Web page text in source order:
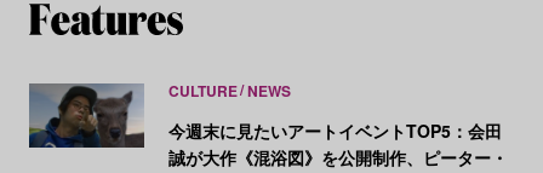
CULTURE NEWS
今週末に見たいアートイベントTOP5：会田
誠が大作《混浴図》を公開制作、ピーター・